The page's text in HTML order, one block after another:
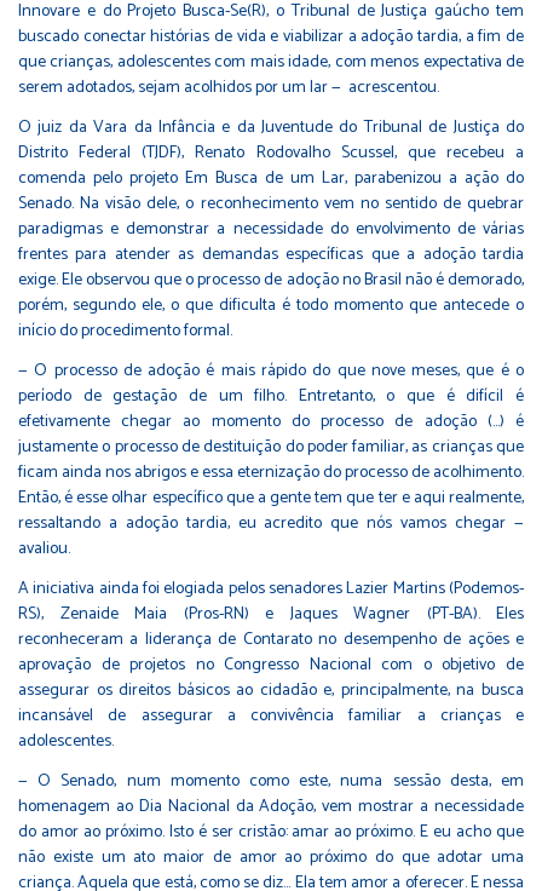
Innovare e do Projeto Busca-Se(R), o Tribunal de Justiça gaúcho tem
buscado conectar histórias de vida e viabilizar a adoção tardia, a fim de
que crianças, adolescentes com mais idade, com menos expectativa de
serem adotados, sejam acolhidos por um lar — acrescentou.
O juiz da Vara da Infância e da Juventude do Tribunal de Justiça do
Distrito Federal (TJDF), Renato Rodovalho Scussel, que recebeu a
comenda pelo projeto Em Busca de um Lar, parabenizou a ação do
Senado. Na visão dele, o reconhecimento vem no sentido de quebrar
paradigmas e demonstrar a necessidade do envolvimento de várias
frentes para atender as demandas específicas que a adoção tardia
exige. Ele observou que o processo de adoção no Brasil não é demorado,
porém, segundo ele, o que dificulta é todo momento que antecede o
início do procedimento formal.
— O processo de adoção é mais rápido do que nove meses, que é o
período de gestação de um filho. Entretanto, o que é difícil é
efetivamente chegar ao momento do processo de adoção (…) é
justamente o processo de destituição do poder familiar, as crianças que
ficam ainda nos abrigos e essa eternização do processo de acolhimento.
Então, é esse olhar específico que a gente tem que ter e aqui realmente,
ressaltando a adoção tardia, eu acredito que nós vamos chegar —
avaliou.
A iniciativa ainda foi elogiada pelos senadores Lazier Martins (Podemos-
RS), Zenaide Maia (Pros-RN) e Jaques Wagner (PT-BA). Eles
reconheceram a liderança de Contarato no desempenho de ações e
aprovação de projetos no Congresso Nacional com o objetivo de
assegurar os direitos básicos ao cidadão e, principalmente, na busca
incansável de assegurar a convivência familiar a crianças e
adolescentes.
— O Senado, num momento como este, numa sessão desta, em
homenagem ao Dia Nacional da Adoção, vem mostrar a necessidade
do amor ao próximo. Isto é ser cristão: amar ao próximo. E eu acho que
não existe um ato maior de amor ao próximo do que adotar uma
criança. Aquela que está, como se diz... Ela tem amor a oferecer. E nessa